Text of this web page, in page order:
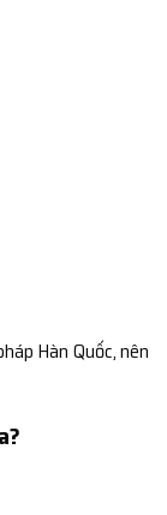
Hàn Quốc, nên